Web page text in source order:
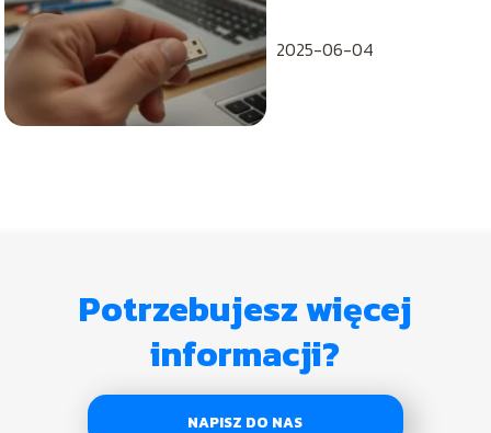
2025-06-04
Potrzebujesz więcej
informacji?
NAPISZ DO NAS